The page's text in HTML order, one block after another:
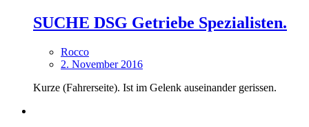
SUCHE DSG Getriebe Spezialisten.
Rocco
2. November 2016
Kurze (Fahrerseite). Ist im Gelenk auseinander gerissen.